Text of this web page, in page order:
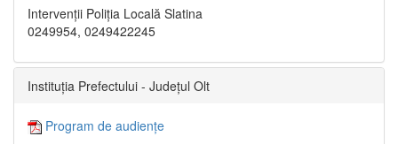
Intervenții Poliția Locală Slatina
0249954, 0249422245
Instituția Prefectului - Județul Olt
Program de audiențe